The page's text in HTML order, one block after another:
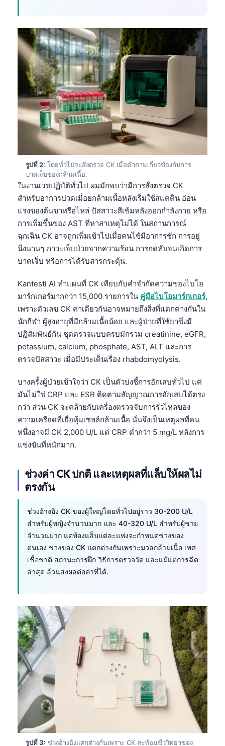
รูปที่ 2: โดยทั่วไปจะสั่งตรวจ CK เมื่อคำถามเกี่ยวข้องกับการ
บาดเจ็บของกล้ามเนื้อ.
ในงานเวชปฏิบัติทั่วไป ผมมักพบว่ามีการสั่งตรวจ CK
สำหรับอาการปวดเมื่อยกล้ามเนื้อหลังเริ่มใช้สแตติน อ่อน
แรงของต้นขาหรือไหล่ ปัสสาวะสีเข้มหลังออกกำลังกาย หรือ
การเพิ่มขึ้นของ AST ที่หาสาเหตุไม่ได้ ในสถานการณ์
ฉุกเฉิน CK อาจถูกเพิ่มเข้าไปเมื่อคนไข้มีอาการชัก การอยู่
นิ่งนานๆ ภาวะเจ็บป่วยจากความร้อน การกดทับจนเกิดการ
บาดเจ็บ หรือการได้รับสารกระตุ้น.
Kantesti AI ทำแผนที่ CK เทียบกับคำจำกัดความของไบโอ
มาร์กเกอร์มากกว่า 15,000 รายการใน คู่มือไบโอมาร์กเกอร์,
เพราะตัวเลข CK ค่าเดียวกันอาจหมายถึงสิ่งที่แตกต่างกันใน
นักกีฬา ผู้สูงอายุที่มีกล้ามเนื้อน้อย และผู้ป่วยที่ใช้ยาซึ่งมี
ปฏิสัมพันธ์กัน ชุดตรวจแบบครบมักรวม creatinine, eGFR,
potassium, calcium, phosphate, AST, ALT และการ
ตรวจปัสสาวะ เมื่อมีประเด็นเรื่อง rhabdomyolysis.
บางครั้งผู้ป่วยเข้าใจว่า CK เป็นตัวบ่งชี้การอักเสบทั่วไป แต่
มันไม่ใช่ CRP และ ESR ติดตามสัญญาณการอักเสบได้ตรง
กว่า ส่วน CK จะคล้ายกับเครื่องตรวจจับการรั่วไหลของ
ความเครียดที่เยื่อหุ้มเซลล์กล้ามเนื้อ นั่นจึงเป็นเหตุผลที่คน
หนึ่งอาจมี CK 2,000 U/L แต่ CRP ต่ำกว่า 5 mg/L หลังการ
แข่งขันที่หนักมาก.
ช่วงค่า CK ปกติ และเหตุผลที่แล็บให้ผลไม่
ตรงกัน
ช่วงอ้างอิง CK ของผู้ใหญ่โดยทั่วไปอยู่ราว 30-200 U/L
สำหรับผู้หญิงจำนวนมาก และ 40-320 U/L สำหรับผู้ชาย
จำนวนมาก แต่ห้องแล็บแต่ละแห่งจะกำหนดช่วงของ
ตนเอง ช่วงของ CK แตกต่างกันเพราะมวลกล้ามเนื้อ เพศ
เชื้อชาติ สถานะการฝึก วิธีการตรวจวัด และแม้แต่การฉีด
ล่าสุด ล้วนส่งผลต่อค่าที่ได้.
รูปที่ 3: ช่วงอ้างอิงแตกต่างกันเพราะ CK สะท้อนชีววิทยาของ